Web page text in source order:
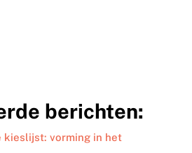
berichten:
kieslijst: vorming in het